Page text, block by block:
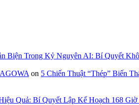
Biện Trong Kỷ Nguyên AI: Bí Quyết
on 5 Chiến Thuật “Thép” Biến
Quả: Bí Quyết Lập Kế Hoạch 168